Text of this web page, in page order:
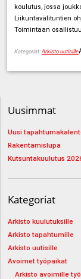
koulutus, jossa
Liikuntavälituntien
Toimintaan
Kategoriat:Arkisto uutisille
Uusimmat
Uusi
Rakentamislupa
Kutsuntakuulutus
Kategoriat
Arkisto kuulutuksille
Arkisto tapahtumille
Arkisto uutisille
Avoimet työpaikat
Arkisto avoimille